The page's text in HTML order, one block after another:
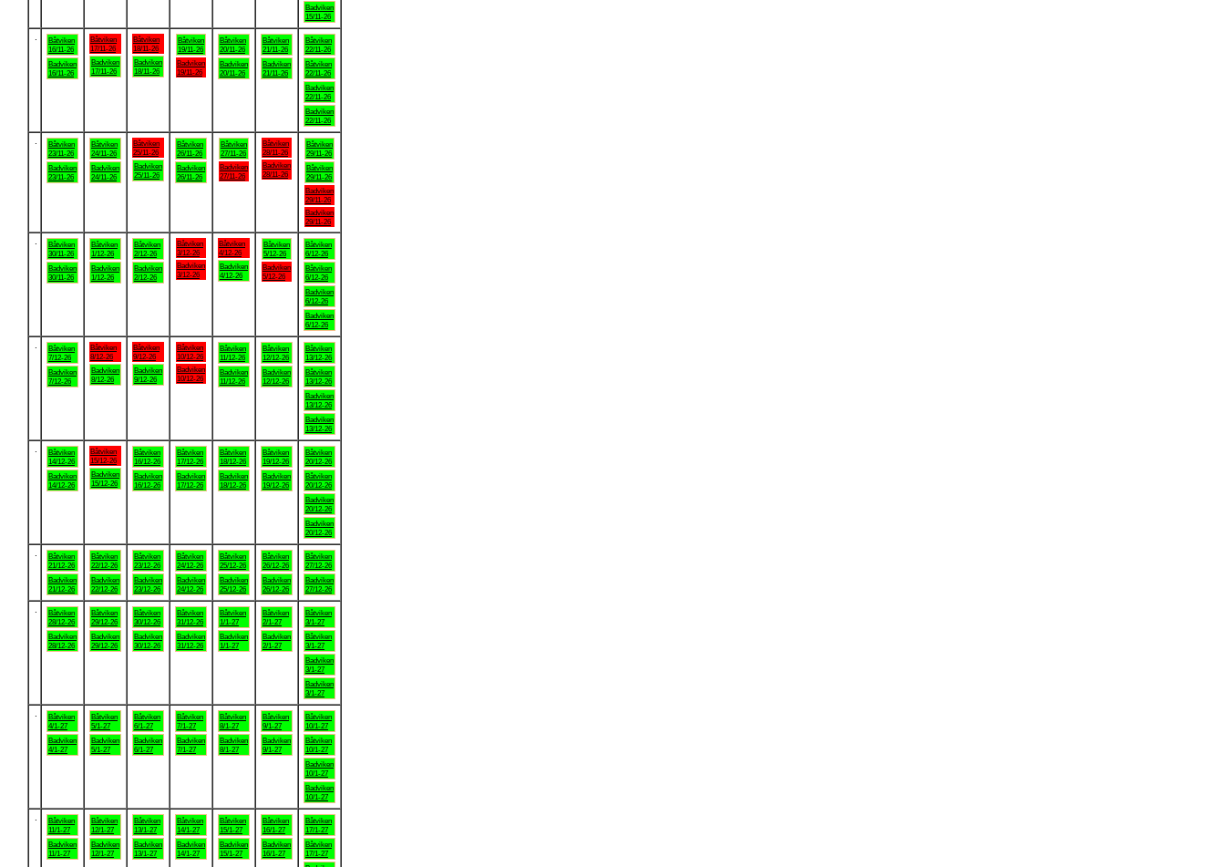
Badviken
15/11-26
Båtviken
16/11-26
Badviken
16/11-26
Båtviken
17/11-26
Badviken
17/11-26
Båtviken
18/11-26
Badviken
18/11-26
Båtviken
19/11-26
Badviken
19/11-26
Båtviken
20/11-26
Badviken
20/11-26
Båtviken
21/11-26
Badviken
21/11-26
Båtviken
22/11-26
Båtviken
22/11-26
Badviken
22/11-26
Badviken
22/11-26
Båtviken
23/11-26
Badviken
23/11-26
Båtviken
24/11-26
Badviken
24/11-26
Båtviken
25/11-26
Badviken
25/11-26
Båtviken
26/11-26
Badviken
26/11-26
Båtviken
27/11-26
Badviken
27/11-26
Båtviken
28/11-26
Badviken
28/11-26
Båtviken
29/11-26
Båtviken
29/11-26
Badviken
29/11-26
Badviken
29/11-26
Båtviken
30/11-26
Badviken
30/11-26
Båtviken
1/12-26
Badviken
1/12-26
Båtviken
2/12-26
Badviken
2/12-26
Båtviken
3/12-26
Badviken
3/12-26
Båtviken
4/12-26
Badviken
4/12-26
Båtviken
5/12-26
Badviken
5/12-26
Båtviken
6/12-26
Båtviken
6/12-26
Badviken
6/12-26
Badviken
6/12-26
Båtviken
7/12-26
Badviken
7/12-26
Båtviken
8/12-26
Badviken
8/12-26
Båtviken
9/12-26
Badviken
9/12-26
Båtviken
10/12-26
Badviken
10/12-26
Båtviken
11/12-26
Badviken
11/12-26
Båtviken
12/12-26
Badviken
12/12-26
Båtviken
13/12-26
Båtviken
13/12-26
Badviken
13/12-26
Badviken
13/12-26
Båtviken
14/12-26
Badviken
14/12-26
Båtviken
15/12-26
Badviken
15/12-26
Båtviken
16/12-26
Badviken
16/12-26
Båtviken
17/12-26
Badviken
17/12-26
Båtviken
18/12-26
Badviken
18/12-26
Båtviken
19/12-26
Badviken
19/12-26
Båtviken
20/12-26
Båtviken
20/12-26
Badviken
20/12-26
Badviken
20/12-26
Båtviken
21/12-26
Badviken
21/12-26
Båtviken
22/12-26
Badviken
22/12-26
Båtviken
23/12-26
Badviken
23/12-26
Båtviken
24/12-26
Badviken
24/12-26
Båtviken
25/12-26
Badviken
25/12-26
Båtviken
26/12-26
Badviken
26/12-26
Båtviken
27/12-26
Badviken
27/12-26
Båtviken
28/12-26
Badviken
28/12-26
Båtviken
29/12-26
Badviken
29/12-26
Båtviken
30/12-26
Badviken
30/12-26
Båtviken
31/12-26
Badviken
31/12-26
Båtviken
1/1-27
Badviken
1/1-27
Båtviken
2/1-27
Badviken
2/1-27
Båtviken
3/1-27
Båtviken
3/1-27
Badviken
3/1-27
Badviken
3/1-27
Båtviken
4/1-27
Badviken
4/1-27
Båtviken
5/1-27
Badviken
5/1-27
Båtviken
6/1-27
Badviken
6/1-27
Båtviken
7/1-27
Badviken
7/1-27
Båtviken
8/1-27
Badviken
8/1-27
Båtviken
9/1-27
Badviken
9/1-27
Båtviken
10/1-27
Båtviken
10/1-27
Badviken
10/1-27
Badviken
10/1-27
Båtviken
11/1-27
Badviken
11/1-27
Båtviken
12/1-27
Badviken
12/1-27
Båtviken
13/1-27
Badviken
13/1-27
Båtviken
14/1-27
Badviken
14/1-27
Båtviken
15/1-27
Badviken
15/1-27
Båtviken
16/1-27
Badviken
16/1-27
Båtviken
17/1-27
Båtviken
17/1-27